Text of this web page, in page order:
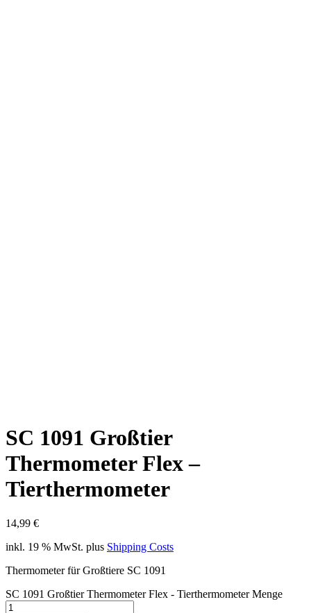
SC 1091 Großtier
Thermometer Flex –
Tierthermometer
14,99 €
inkl. 19 % MwSt. plus Shipping Costs
Thermometer für Großtiere SC 1091
SC 1091 Großtier Thermometer Flex - Tierthermometer Menge